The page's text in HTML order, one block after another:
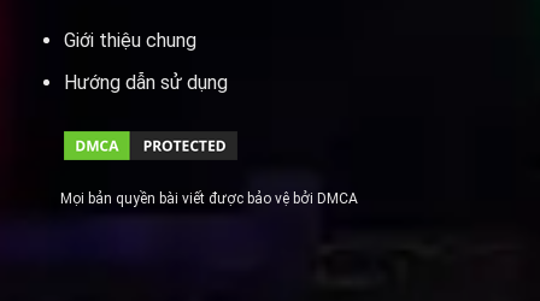
Giới thiệu chung
Hướng dẫn sử dụng
Mọi bản quyền bài viết được bảo vệ bởi DMCA